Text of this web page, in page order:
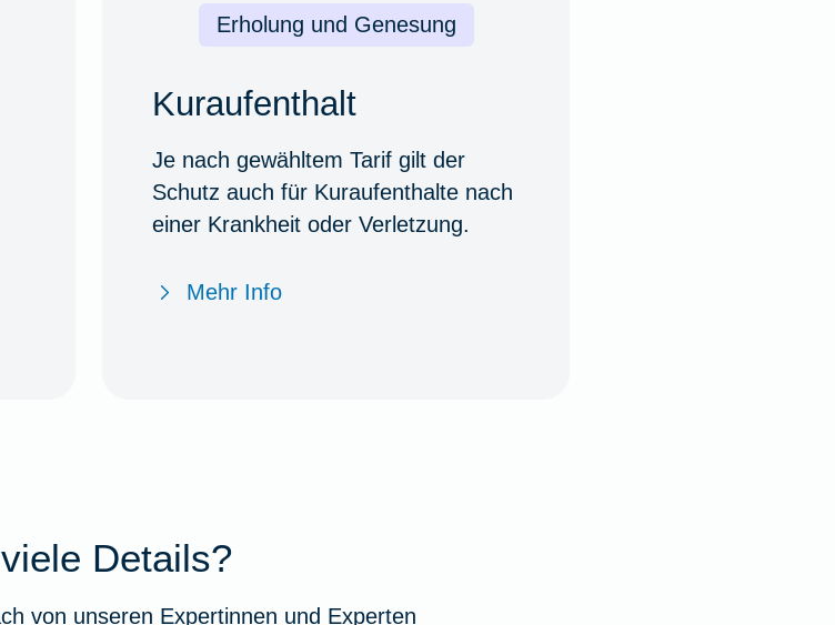
Erholung und Genesung
Kuraufenthalt
Je nach gewähltem Tarif gilt der
Schutz auch für Kuraufenthalte nach
einer Krankheit oder Verletzung.
Mehr Info
Details?
von unseren Expertinnen und Experten